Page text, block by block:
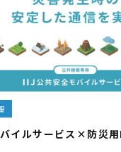
イルサービス×防災